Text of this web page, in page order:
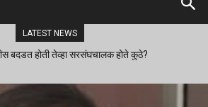
LATEST NEWS
बदडत होती तेव्हा सरसंघचालक होते कुठे?